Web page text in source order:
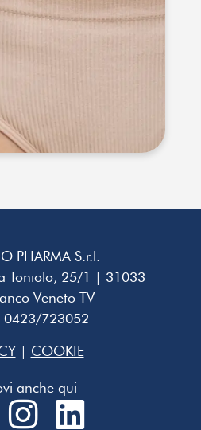
PHARMA S.r.l.
Toniolo, 25/1 | 31033
Veneto TV
0423/723052
| COOKIE
anche qui